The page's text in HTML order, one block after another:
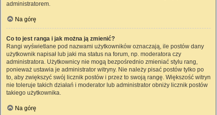
administratorem.
Na górę
Co to jest ranga i jak można ją zmienić?
Rangi wyświetlane pod nazwami użytkowników oznaczają, ile postów dany
użytkownik napisał lub jaki ma status na forum, np. moderatora czy
administratora. Użytkownicy nie mogą bezpośrednio zmieniać stylu rang,
ponieważ ustawia je administrator witryny. Nie należy pisać postów tylko po
to, aby zwiększyć swój licznik postów i przez to swoją rangę. Większość witryn
nie toleruje takich działań i moderator lub administrator obniży licznik postów
takiego użytkownika.
Na górę